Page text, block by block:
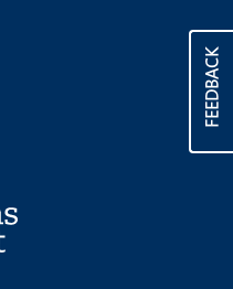
FEEDBACK